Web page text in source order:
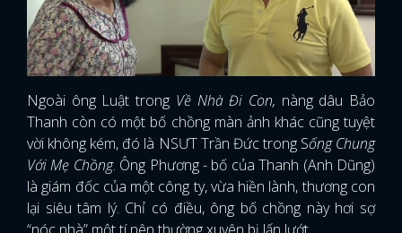
Ngoài ông Luật trong Về Nhà Đi Con, nàng dâu Bảo
Thanh còn có một bố chồng màn ảnh khác cũng tuyệt
vời không kém, đó là NSƯT Trần Đức trong Sống Chung
Với Mẹ Chồng. Ông Phương - bố của Thanh (Anh Dũng)
là giám đốc của một công ty, vừa hiền lành, thương con
lại siêu tâm lý. Chỉ có điều, ông bố chồng này hơi sợ